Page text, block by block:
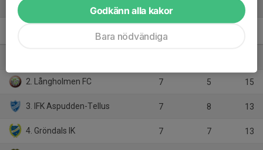
Tabell
M
2. Långholmen FC 7 5 15
3. IFK Aspudden-Tellus 7 8 13
4. Gröndals IK 7 7 13
Godkänn alla kakor
Bara nödvändiga